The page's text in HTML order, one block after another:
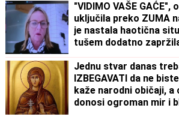
"VIDIMO VAŠE GAĆE",
uključila preko ZUMA
je nastala haotična
tušem dodatno
Jednu stvar danas
IZBEGAVATI da ne
kaže narodni običaji, a
donosi ogroman mir i